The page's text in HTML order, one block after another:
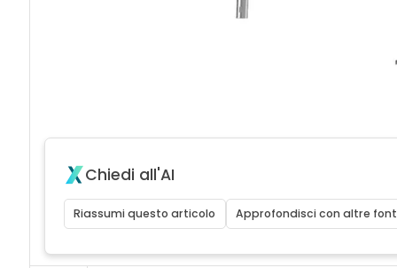
Chiedi all'AI
Riassumi questo articolo Approfondisci con altre